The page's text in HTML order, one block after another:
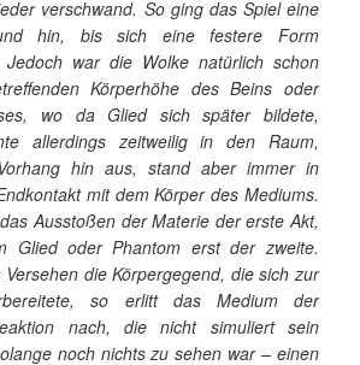
verschwand. So ging das Spiel eine
hin, bis sich eine festere Form
war die Wolke natürlich schon
Körperhöhe des Beins oder
wo da Glied sich später bildete,
allerdings zeitweilig in den Raum,
hin aus, stand aber immer in
mit dem Körper des Mediums.
Ausstoßen der Materie der erste Akt,
Glied oder Phantom erst der zweite.
die Körpergegend, die sich zur
so erlitt das Medium der
nach, die nicht simuliert sein
noch nichts zu sehen war – einen